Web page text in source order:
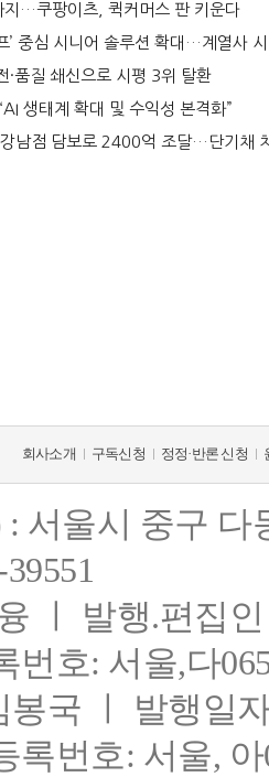
지…쿠팡이츠, 퀵커머스 판 키운다
솔루션 확대…계열사 시너지 '관건' [금융 시니어 비즈니
·품질 쇄신으로 시평 3위 탈환
생태계 확대 및 수익성 본격화”
남점 담보로 2400억 조달…단기채
회사소개 구독신청 정정·반론 신청
서울시 중구
ㅣ 발행.편집
번호: 서울,다
봉국 ㅣ 발행일
록번호: 서울,